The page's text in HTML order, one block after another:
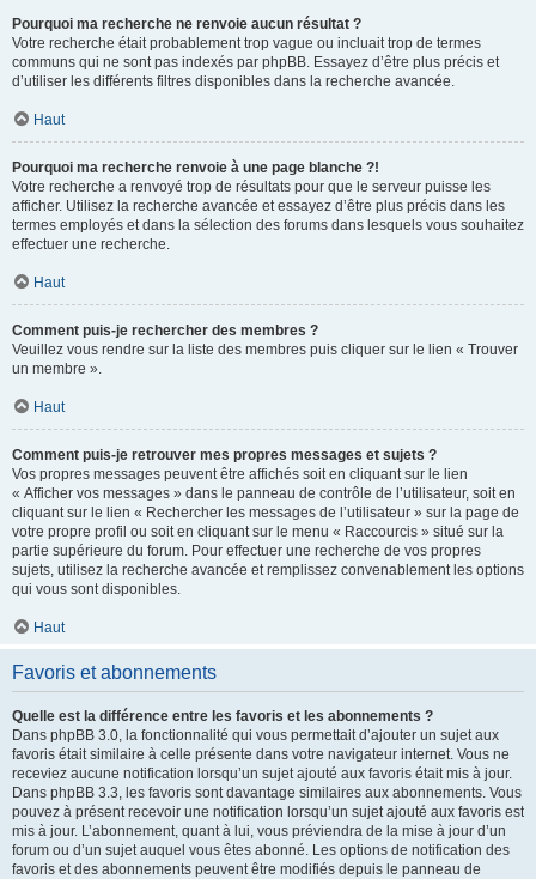
Pourquoi ma recherche ne renvoie aucun résultat ?
Votre recherche était probablement trop vague ou incluait trop de termes
communs qui ne sont pas indexés par phpBB. Essayez d’être plus précis et
d’utiliser les différents filtres disponibles dans la recherche avancée.
Haut
Pourquoi ma recherche renvoie à une page blanche ?!
Votre recherche a renvoyé trop de résultats pour que le serveur puisse les
afficher. Utilisez la recherche avancée et essayez d’être plus précis dans les
termes employés et dans la sélection des forums dans lesquels vous souhaitez
effectuer une recherche.
Haut
Comment puis-je rechercher des membres ?
Veuillez vous rendre sur la liste des membres puis cliquer sur le lien « Trouver
un membre ».
Haut
Comment puis-je retrouver mes propres messages et sujets ?
Vos propres messages peuvent être affichés soit en cliquant sur le lien
« Afficher vos messages » dans le panneau de contrôle de l’utilisateur, soit en
cliquant sur le lien « Rechercher les messages de l’utilisateur » sur la page de
votre propre profil ou soit en cliquant sur le menu « Raccourcis » situé sur la
partie supérieure du forum. Pour effectuer une recherche de vos propres
sujets, utilisez la recherche avancée et remplissez convenablement les options
qui vous sont disponibles.
Haut
Favoris et abonnements
Quelle est la différence entre les favoris et les abonnements ?
Dans phpBB 3.0, la fonctionnalité qui vous permettait d’ajouter un sujet aux
favoris était similaire à celle présente dans votre navigateur internet. Vous ne
receviez aucune notification lorsqu’un sujet ajouté aux favoris était mis à jour.
Dans phpBB 3.3, les favoris sont davantage similaires aux abonnements. Vous
pouvez à présent recevoir une notification lorsqu’un sujet ajouté aux favoris est
mis à jour. L’abonnement, quant à lui, vous préviendra de la mise à jour d’un
forum ou d’un sujet auquel vous êtes abonné. Les options de notification des
favoris et des abonnements peuvent être modifiés depuis le panneau de